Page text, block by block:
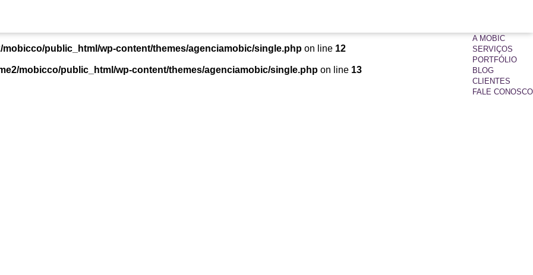
A MOBIC
SERVIÇOS
PORTFÓLIO
BLOG
CLIENTES
FALE CONOSCO
mobicco/public_html/wp-content/themes/agenciamobic/single.php on line 12
mobicco/public_html/wp-content/themes/agenciamobic/single.php on line 13